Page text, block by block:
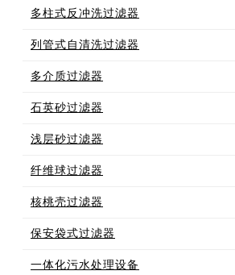
多柱式反冲洗过滤器
列管式自清洗过滤器
多介质过滤器
石英砂过滤器
浅层砂过滤器
纤维球过滤器
核桃壳过滤器
保安袋式过滤器
一体化污水处理设备